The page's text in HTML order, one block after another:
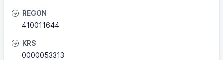
REGON
410011644
KRS
0000053313